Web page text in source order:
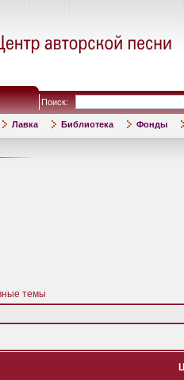
Поиск:
Лавка Библиотека Фонды
темы